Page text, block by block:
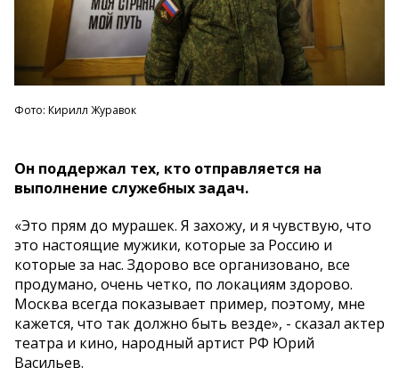
Фото: Кирилл Журавок
Он поддержал тех, кто отправляется на
выполнение служебных задач.
«Это прям до мурашек. Я захожу, и я чувствую, что
это настоящие мужики, которые за Россию и
которые за нас. Здорово все организовано, все
продумано, очень четко, по локациям здорово.
Москва всегда показывает пример, поэтому, мне
кажется, что так должно быть везде», - сказал актер
театра и кино, народный артист РФ Юрий
Васильев.